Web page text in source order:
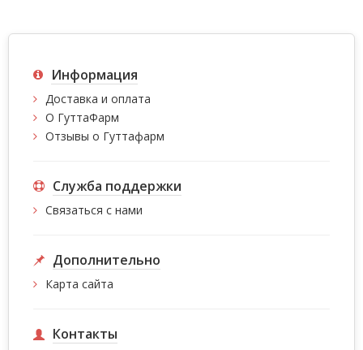
Информация
Доставка и оплата
О ГуттаФарм
Отзывы о Гуттафарм
Служба поддержки
Связаться с нами
Дополнительно
Карта сайта
Контакты